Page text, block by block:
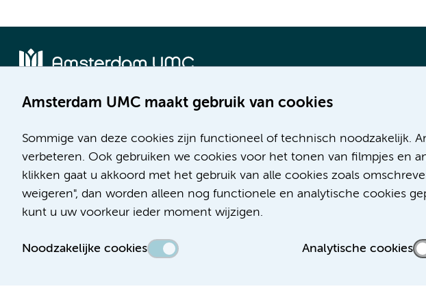
Amsterdam UMC maakt gebruik van cookies
Sommige van deze cookies zijn functioneel of technisch noodzakelijk.
verbeteren. Ook gebruiken we cookies voor het tonen van filmpjes en
klikken gaat u akkoord met het gebruik van alle cookies zoals
weigeren", dan worden alleen nog functionele en analytische cookies
kunt u uw voorkeur ieder moment wijzigen.
Noodzakelijke cookies Analytische cookies
Meibergdreef 9
1105 AZ Amsterdam
Telefoon:
(020) 566 9111
Route en parkeren
De Boelelaan 1117
1081 HV Amsterdam
(020) 444 4444
Route en parkeren
Werken bij
Over Amsterdam
Nieuws
Research